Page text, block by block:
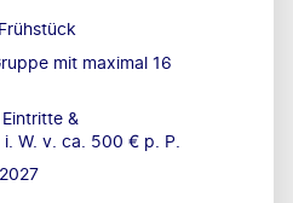
mit maximal 16
&
W. v. ca. 500 € p. P.